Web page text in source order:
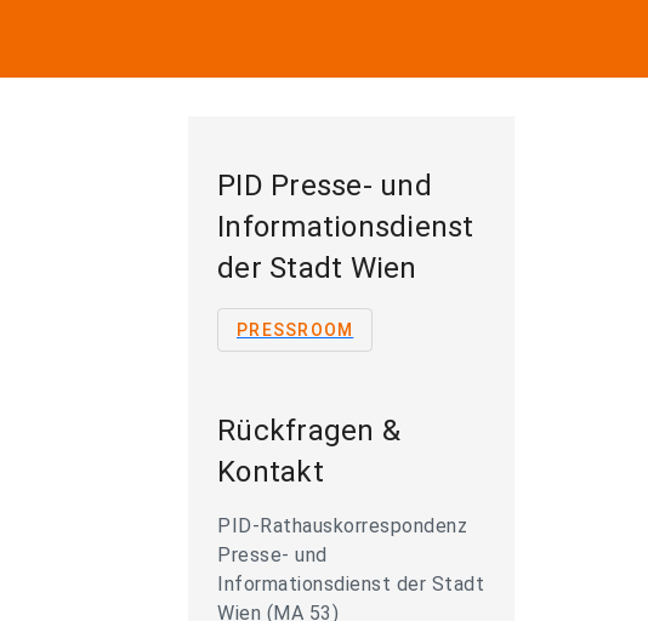
PID Presse- und
Informationsdienst
der Stadt Wien
PRESSROOM
Rückfragen &
Kontakt
PID-Rathauskorrespondenz
Presse- und
Informationsdienst der Stadt
Wien (MA 53)